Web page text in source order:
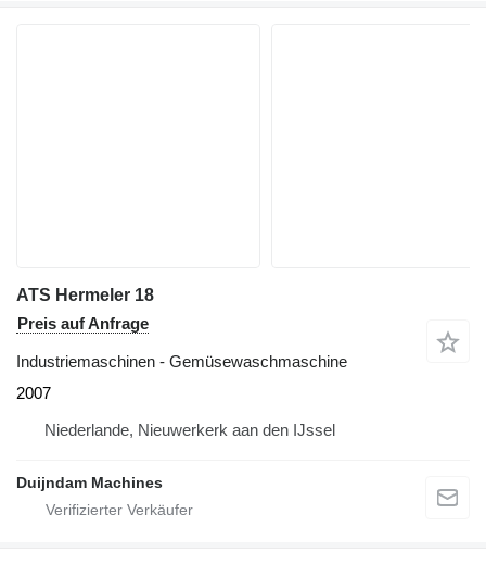
ATS Hermeler 18
Preis auf Anfrage
Industriemaschinen - Gemüsewaschmaschine
2007
Niederlande, Nieuwerkerk aan den IJssel
Duijndam Machines